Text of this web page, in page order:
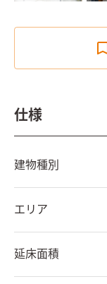
仕様
建物種別
エリア
延床面積